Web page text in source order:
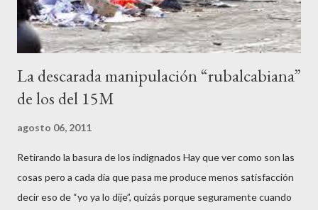
La descarada manipulación “rubalcabiana”
de los del 15M
agosto 06, 2011
Retirando la basura de los indignados Hay que ver como son las
cosas pero a cada día que pasa me produce menos satisfacción
decir eso de “yo ya lo dije”, quizás porque seguramente cuando